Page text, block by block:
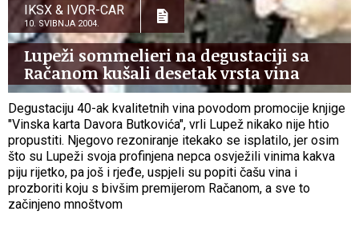
IKSX & IVOR-CAR
10. SVIBNJA 2004.
Lupeži sommelieri na degustaciji sa
Račanom kušali desetak vrsta vina
Degustaciju 40-ak kvalitetnih vina povodom promocije knjige
"Vinska karta Davora Butkovića", vrli Lupež nikako nije htio
propustiti. Njegovo rezoniranje itekako se isplatilo, jer osim
što su Lupeži svoja profinjena nepca osvježili vinima kakva
piju rijetko, pa još i rjeđe, uspjeli su popiti čašu vina i
prozboriti koju s bivšim premijerom Račanom, a sve to
začinjeno mnoštvom